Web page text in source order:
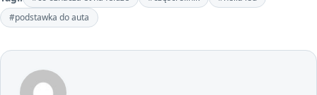
#podstawka do auta